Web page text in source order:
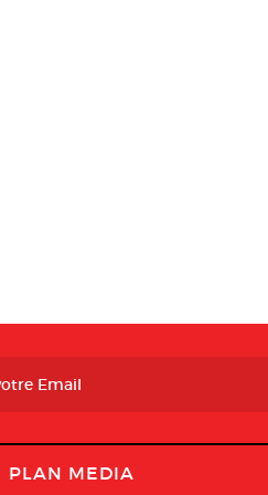
PLAN MEDIA